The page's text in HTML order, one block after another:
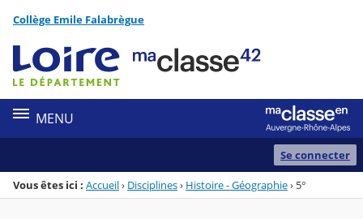
Menu de la rubrique
Contenu
Collège Emile Falabrègue
MENU
Se connecter
Vous êtes ici : Accueil› Disciplines› Histoire - Géographie› 5°